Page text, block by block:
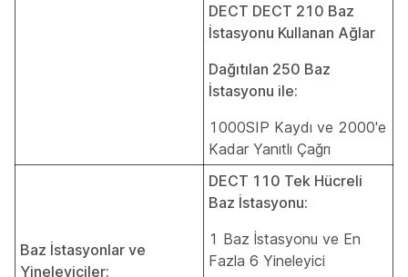
DECT DECT 210 Baz
İstasyonu Kullanan Ağlar
Dağıtılan 250 Baz
İstasyonu ile:
1000SIP Kaydı ve 2000'e
Kadar Yanıtlı Çağrı
Baz İstasyonlar ve
Yineleyiciler:
DECT 110 Tek Hücreli
Baz İstasyonu:
1 Baz İstasyonu ve En
Fazla 6 Yineleyici